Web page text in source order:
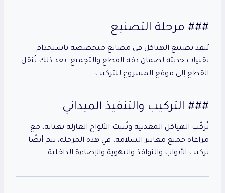
### مرحلة التصنيع
يُنفذ تصنيع الهياكل في مصانع متخصصة باستخدام
تقنيات حديثة لضمان دقة القطع والتجميع. بعد ذلك تُنقل
القطع إلى موقع المشروع للتركيب.
### التركيب والتنفيذ الميداني
تُركّب الهياكل المعدنية وتُثبت الألواح العازلة بعناية، مع
مراعاة جميع معايير السلامة. في هذه المرحلة، يتم أيضًا
تركيب الأبواب والنوافذ والتهوية والإضاءة الداخلية.